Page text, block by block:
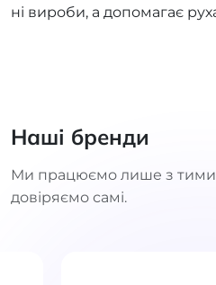
ні вироби, а допомагає
Наші бренди
Ми працюємо лише з
довіряємо самі.